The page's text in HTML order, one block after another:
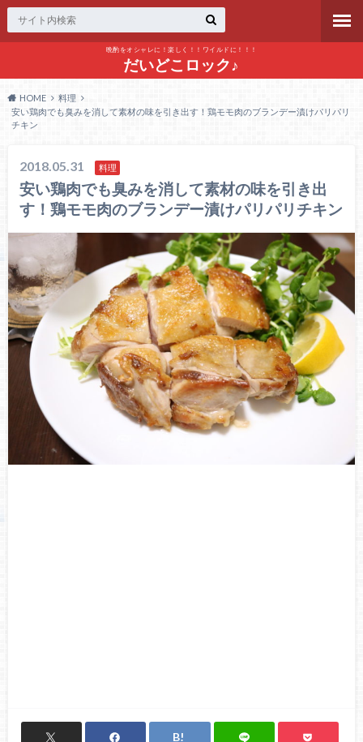
晩酌をオシャレに！楽しく！！ワイルドに！！！
だいどこロック♪
HOME
料理
安い鶏肉でも臭みを消して素材の味を引き出す！鶏モモ肉のブランデー漬けパリパリ
チキン
2018.05.31 料理
安い鶏肉でも臭みを消して素材の味を引き出
す！鶏モモ肉のブランデー漬けパリパリチキン